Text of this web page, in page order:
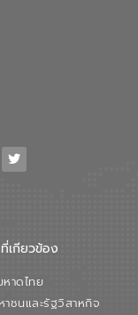
กการขยายตัวของ
น้ำเสีย กล่าวถึงภารกิจ
ฒนาเมืองอย่างยั่งยืน
อุดล กรรมการผู้อำนวย
จและสิ่งแวดล้อมได้อย่าง
นี้ นับเป็นก้าวสำคัญของ
เสีย (อจน.) ในการร่วมวาง
เกียวข้อง
าดไทย
ชนและรัฐวิสาหกิจ